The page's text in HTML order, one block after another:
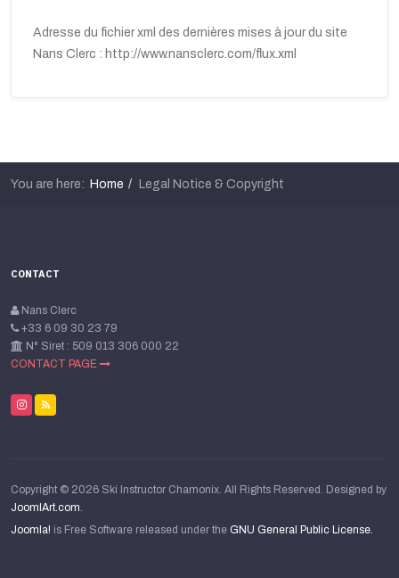
Adresse du fichier xml des dernières mises à jour du site
Nans Clerc : http://www.nansclerc.com/flux.xml
You are here: Home Legal Notice & Copyright
CONTACT
Nans Clerc
+33 6 09 30 23 79
N° Siret : 509 013 306 000 22
CONTACT PAGE
Copyright © 2026 Ski Instructor Chamonix. All Rights Reserved. Designed by
JoomlArt.com.
Joomla! is Free Software released under the GNU General Public License.